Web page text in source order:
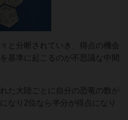
と分断されていき、得点の機会
基準に起こるのが不思議な中間
た大陸ごとに自分の恐竜の数が
なり2位なら半分が得点になり